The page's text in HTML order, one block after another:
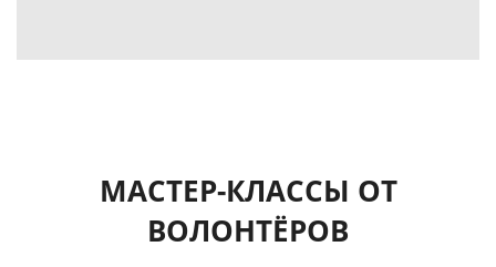
МАСТЕР-КЛАССЫ ОТ
ВОЛОНТЁРОВ